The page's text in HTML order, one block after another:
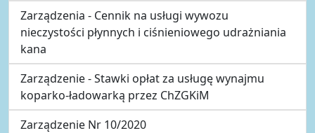
Zarządzenia - Cennik na usługi wywozu
nieczystości płynnych i ciśnieniowego udrażniania
kana
Zarządzenie - Stawki opłat za usługę wynajmu
koparko-ładowarką przez ChZGKiM
Zarządzenie Nr 10/2020